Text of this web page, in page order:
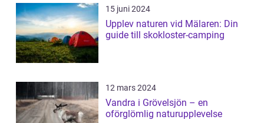
15 juni 2024
Upplev naturen vid Mälaren: Din
guide till skokloster-camping
12 mars 2024
Vandra i Grövelsjön – en
oförglömlig naturupplevelse